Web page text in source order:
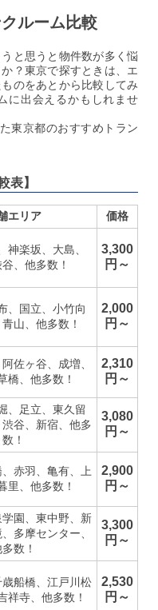
ルーム比較
と思うと物件数が多く悩
？東京で探すときは、エ
のをあとから比較してみ
に出会えるかもしれませ
東京都のおすすめトラン
表】
エリア 価格
神楽坂、大島、
、他多数！
3,300
円～
、国立、小竹向
山、他多数！
2,000
円～
佐ヶ谷、成増、
橋、他多数！
2,310
円～
、足立、東久留
谷、新宿、他多
数！
3,080
円～
赤羽、亀有、上
里、他多数！
2,900
円～
園、東中野、新
多摩センター、
数！
3,300
円～
船橋、江戸川松
祥寺、他多数！
2,530
円～